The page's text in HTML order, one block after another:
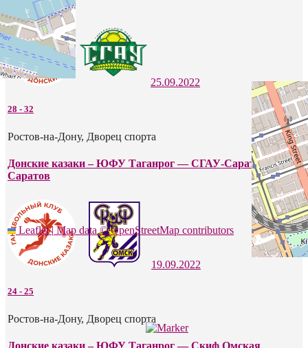
Leaflet | Map data ©OpenStreetMap contributors
25.09.2022
28 - 32
Ростов-на-Дону, Дворец спорта
Донские казаки – ЮФУ Таганрог — СГАУ-Саратов
Саратов
19.09.2022
24 - 25
Ростов-на-Дону, Дворец спорта
Донские казаки – ЮФУ Таганрог — Скиф Омская